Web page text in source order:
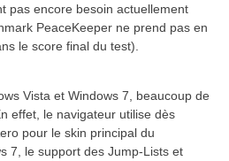
pas encore besoin actuellement
PeaceKeeper ne prend pas en
le score final du test).
Vista et Windows 7, beaucoup de
effet, le navigateur utilise dès
pour le skin principal du
7, le support des Jump-Lists et